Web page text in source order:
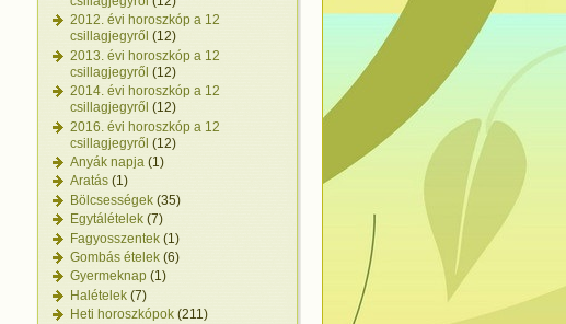
2012. évi horoszkóp a 12
csillagjegyről (12)
2013. évi horoszkóp a 12
csillagjegyről (12)
2014. évi horoszkóp a 12
csillagjegyről (12)
2016. évi horoszkóp a 12
csillagjegyről (12)
Anyák napja (1)
Aratás (1)
Bölcsességek (35)
Egytálételek (7)
Fagyosszentek (1)
Gombás ételek (6)
Gyermeknap (1)
Halételek (7)
Heti horoszkópok (211)